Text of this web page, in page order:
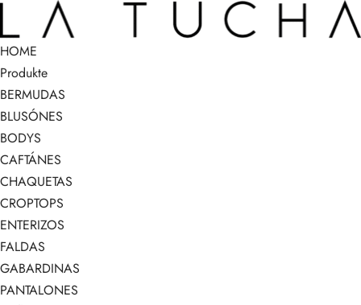
HOME
Produkte
BERMUDAS
BLUSÓNES
BODYS
CAFTÁNES
CHAQUETAS
CROPTOPS
ENTERIZOS
FALDAS
GABARDINAS
PANTALONES